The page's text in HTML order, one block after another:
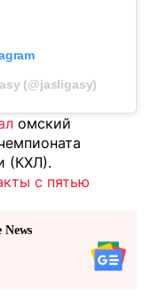
(@jasligasy)
омский
(КХЛ).
с пятью